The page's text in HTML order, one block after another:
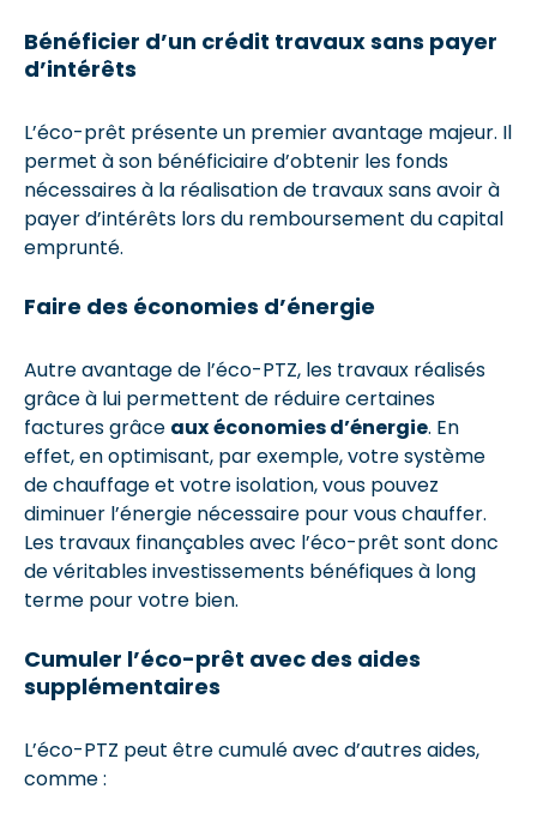
Bénéficier d’un crédit travaux sans payer
d’intérêts
L’éco-prêt présente un premier avantage majeur. Il
permet à son bénéficiaire d’obtenir les fonds
nécessaires à la réalisation de travaux sans avoir à
payer d’intérêts lors du remboursement du capital
emprunté.
Faire des économies d’énergie
Autre avantage de l’éco-PTZ, les travaux réalisés
grâce à lui permettent de réduire certaines
factures grâce auxéconomies d’énergie. En
effet, en optimisant, par exemple, votre système
de chauffage et votre isolation, vous pouvez
diminuer l’énergie nécessaire pour vous chauffer.
Les travaux finançables avec l’éco-prêt sont donc
de véritables investissements bénéfiques à long
terme pour votre bien.
Cumuler l’éco-prêt avec des aides
supplémentaires
L’éco-PTZ peut être cumulé avec d’autres aides,
comme :